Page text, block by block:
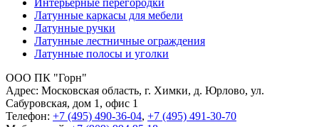
Латунные каркасы для мебели
Латунные ручки
Латунные лестничные ограждения
Латунные полосы и уголки
ООО ПК "Горн"
Адрес: Московская область, г. Химки, д. Юрлово, ул.
Сабуровская, дом 1, офис 1
Телефон: +7 (495) 490-36-04, +7 (495) 491-30-70